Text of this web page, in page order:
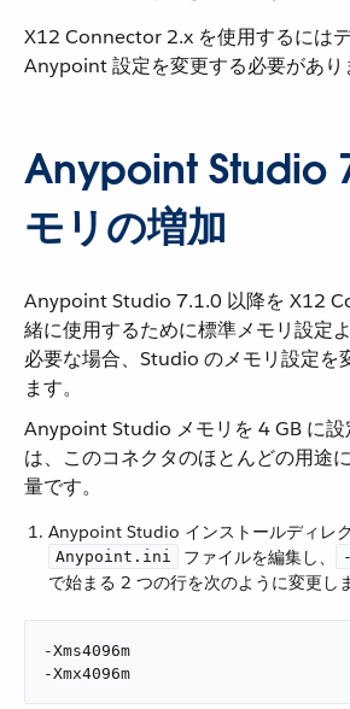
X12 Connector 2.x を使用するには
Anypoint 設定を変更する必要があり
Anypoint Studio
モリの増加
Anypoint Studio 7.1.0 以降を X12
緒に使用するために標準メモリ設定
必要な場合、Studio のメモリ設定を
ます。
Anypoint Studio メモリを 4 GB に設
は、このコネクタのほとんどの用途
量です。
Anypoint Studio インストールディレ
Anypoint.ini ​ ファイルを編集し、​
で始まる 2 つの行を次のように変更し
-Xms4096m
-Xmx4096m